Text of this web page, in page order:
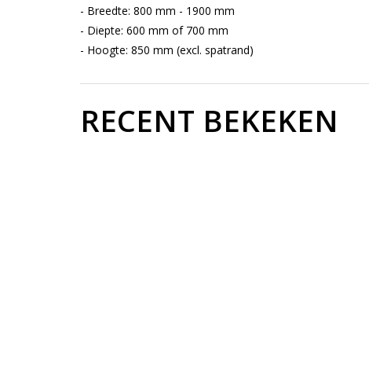
- Breedte: 800 mm - 1900 mm
- Diepte: 600 mm of 700 mm
- Hoogte: 850 mm (excl. spatrand)
RECENT BEKEKEN